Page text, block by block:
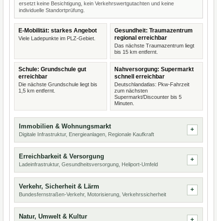
ersetzt keine Besichtigung, kein Verkehrswertgutachten und keine
individuelle Standortprüfung.
E-Mobilität: starkes Angebot
Viele Ladepunkte im PLZ-Gebiet.
Gesundheit: Traumazentrum
regional erreichbar
Das nächste Traumazentrum liegt
bis 15 km entfernt.
Schule: Grundschule gut
erreichbar
Die nächste Grundschule liegt bis
1,5 km entfernt.
Nahversorgung: Supermarkt
schnell erreichbar
Deutschlandatlas: Pkw-Fahrzeit
zum nächsten
Supermarkt/Discounter bis 5
Minuten.
Immobilien & Wohnungsmarkt
Digitale Infrastruktur, Energieanlagen, Regionale Kaufkraft
Erreichbarkeit & Versorgung
Ladeinfrastruktur, Gesundheitsversorgung, Heliport-Umfeld
Verkehr, Sicherheit & Lärm
Bundesfernstraßen-Verkehr, Motorisierung, Verkehrssicherheit
Natur, Umwelt & Kultur